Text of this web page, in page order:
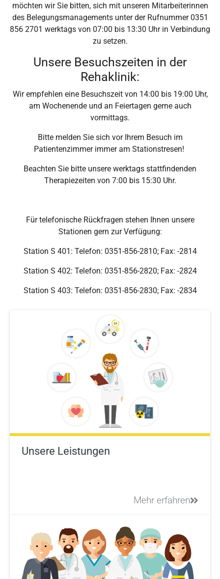
möchten wir Sie bitten, sich mit unseren Mitarbeiterinnen
des Belegungsmanagements unter der Rufnummer 0351
856 2701 werktags von 07:00 bis 13:30 Uhr in Verbindung
zu setzen.
Unsere Besuchszeiten in der
Rehaklinik:
Wir empfehlen eine Besuchszeit von 14:00 bis 19:00 Uhr,
am Wochenende und an Feiertagen gerne auch
vormittags.
Bitte melden Sie sich vor Ihrem Besuch im
Patientenzimmer immer am Stationstresen!
Beachten Sie bitte unsere werktags stattfindenden
Therapiezeiten von 7:00 bis 15:30 Uhr.
Für telefonische Rückfragen stehen Ihnen unsere
Stationen gern zur Verfügung:
Station S 401: Telefon: 0351-856-2810; Fax: -2814
Station S 402: Telefon: 0351-856-2820; Fax: -2824
Station S 403: Telefon: 0351-856-2830; Fax: -2834
Unsere Leistungen
Mehr erfahren